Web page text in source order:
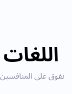
تفوق على